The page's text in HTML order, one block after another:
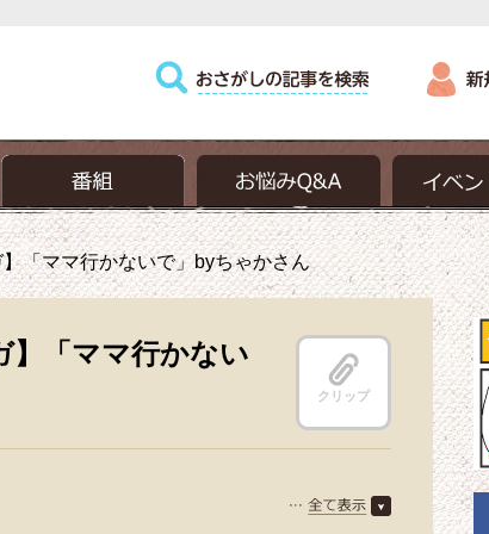
「ママ行かないで」byちゃかさん
】「ママ行かない
クリップ